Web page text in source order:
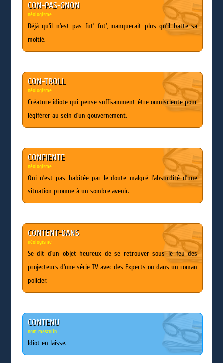
CON-PAS-GNON
néologisme
Déjà qu’il n’est pas fut’ fut’, manquerait plus qu’il batte sa
moitié.
CON-TROLL
néologisme
Créature idiote qui pense suffisamment être omnisciente pour
légiférer au sein d’un gouvernement.
CONFIENTE
néologisme
Qui n’est pas habitée par le doute malgré l’absurdité d’une
situation promue à un sombre avenir.
CONTENT-DANS
néologisme
Se dit d’un objet heureux de se retrouver sous le feu des
projecteurs d’une série TV avec des Experts ou dans un roman
policier.
CONTENU
nom masculin
Idiot en laisse.